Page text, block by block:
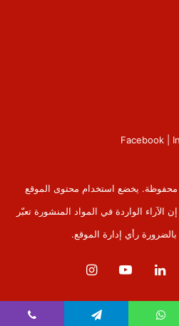
Facebook |
محفوظة. يخضع استخدام محتوى الموقع
الواردة في المواد المنشورة تعبّر
بالضرورة رأي إدارة الموقع.
لينكدإن ‫YouTube